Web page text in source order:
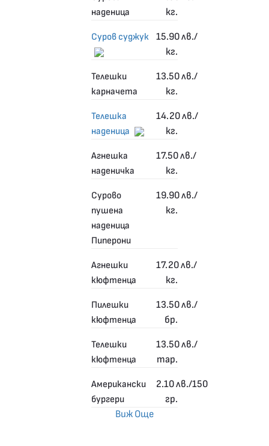
наденица
кг.
Суров суджук 15.90лв./
кг.
Телешки
карначета
13.50лв./
кг.
Телешка
наденица
14.20лв./
кг.
Агнешка
наденичка
17.50лв./
кг.
Сурово
пушена
наденица
Пиперони
19.90лв./
кг.
Агнешки
кюфтенца
17.20лв./
кг.
Пилешки
кюфтенца
13.50лв./
бр.
Телешки
кюфтенца
13.50лв./
тар.
Американски
бургери
2.10лв./150
гр.
Виж Още